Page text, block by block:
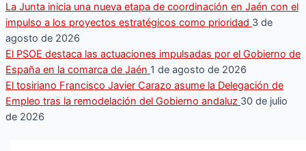
La Junta inicia una nueva etapa de coordinación en Jaén con el
impulso a los proyectos estratégicos como prioridad 3 de
agosto de 2026
El PSOE destaca las actuaciones impulsadas por el Gobierno de
España en la comarca de Jaén 1 de agosto de 2026
El tosiriano Francisco Javier Carazo asume la Delegación de
Empleo tras la remodelación del Gobierno andaluz 30 de julio
de 2026